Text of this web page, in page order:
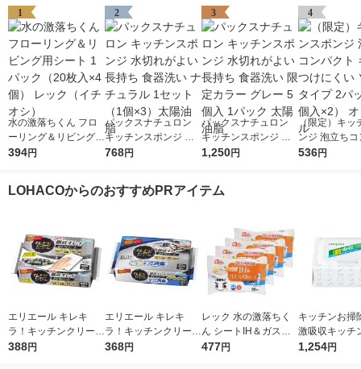
1
水の激落ちくん フロ
ーリング＆リビング用
シート 1パック（20枚
394円
2
パックスナチュロン
キッチンスポンジ 水
切れがよい 長持ち 食
油脂
768円
3
パックスナチュロン
キッチンスポンジ 水
切れがよい 長持ち 食
陽油脂
1,250円
4
（限定）キッ
ンジ 泡立ちコ
ト キズをつけ
536円
LOHACOからのおすすめPRアイテム
エリエール キレキ
ラ！キッチンクリーナ
ー 徹底キレイ おそう
388円
エリエール キレキ
ラ！キッチンクリーナ
ー 捨てるだけで生ゴ
368円
レック 水の激落ちく
ん シートIH＆ガスコ
ンロ（20枚×4個）
477円
キッチンお掃
激吸収キッチ
トティシュ
1,254円